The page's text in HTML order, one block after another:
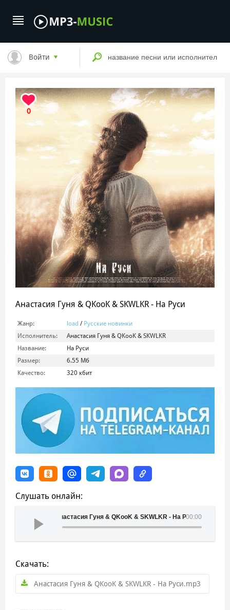
Войти
0
Анастасия Гуня & QKooK & SKWLKR - На Руси
Жанр: load / Русские новинки
Исполнитель:
Анастасия Гуня & QKooK & SKWLKR
Название:
На Руси
Размер:
6.55 Мб
Качество:
320 кбит
Слушать онлайн:
00:00
Анастасия Гуня & QKooK & SKWLKR - На Руси
Скачать:
Анастасия Гуня & QKooK & SKWLKR - На Руси.mp3